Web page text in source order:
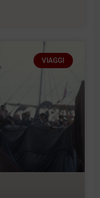
VIAGGI